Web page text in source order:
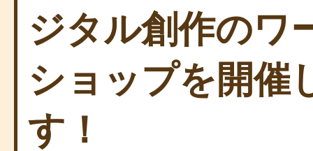
ジタル創作のワ
ショップを開催
す！